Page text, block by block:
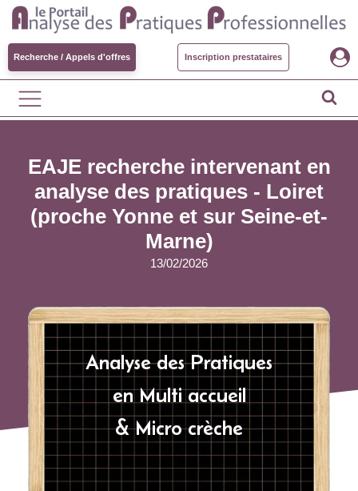
Recherche / Appels d'offres Inscription prestataires
EAJE recherche intervenant en
analyse des pratiques - Loiret
(proche Yonne et sur Seine-et-
Marne)
13/02/2026
Analyse des Pratiques
en Multi accueil
& Micro crèche